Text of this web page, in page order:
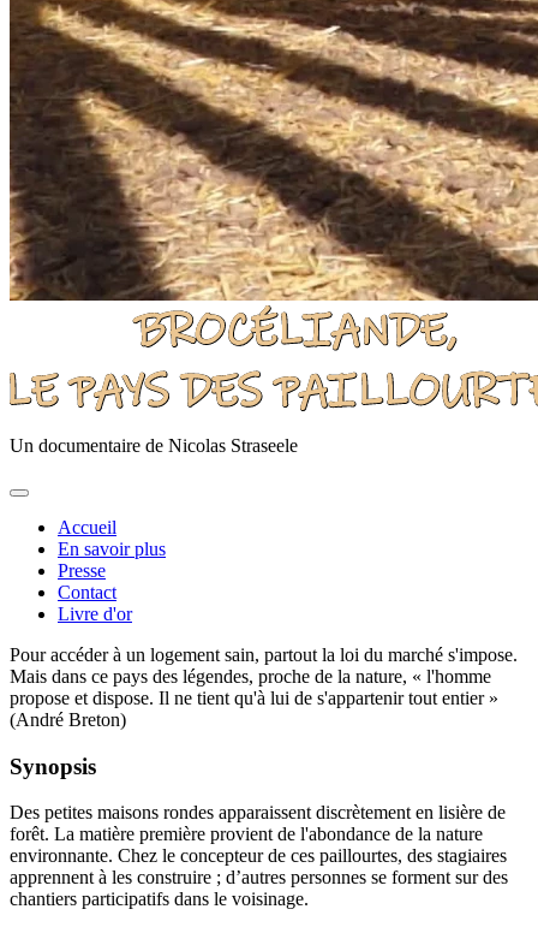
Un documentaire de Nicolas Straseele
Accueil
En savoir plus
Presse
Contact
Livre d'or
Pour accéder à un logement sain, partout la loi du marché s'impose.
Mais dans ce pays des légendes, proche de la nature, « l'homme
propose et dispose. Il ne tient qu'à lui de s'appartenir tout entier »
(André Breton)
Synopsis
Des petites maisons rondes apparaissent discrètement en lisière de
forêt. La matière première provient de l'abondance de la nature
environnante. Chez le concepteur de ces paillourtes, des stagiaires
apprennent à les construire ; d’autres personnes se forment sur des
chantiers participatifs dans le voisinage.